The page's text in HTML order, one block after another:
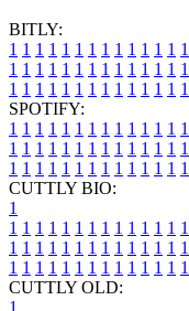
BITLY:
1 1 1 1 1 1 1 1 1 1 1 1 1 1
1 1 1 1 1 1 1 1 1 1 1 1 1 1
1 1 1 1 1 1 1 1 1 1 1 1 1 1
SPOTIFY:
1 1 1 1 1 1 1 1 1 1 1 1 1 1
1 1 1 1 1 1 1 1 1 1 1 1 1 1
1 1 1 1 1 1 1 1 1 1 1 1 1 1
CUTTLY BIO:
1
1 1 1 1 1 1 1 1 1 1 1 1 1 1
1 1 1 1 1 1 1 1 1 1 1 1 1 1
1 1 1 1 1 1 1 1 1 1 1 1 1 1
CUTTLY OLD:
1